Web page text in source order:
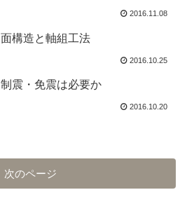
2016.11.08
面構造と軸組工法
2016.10.25
制震・免震は必要か
2016.10.20
次のページ